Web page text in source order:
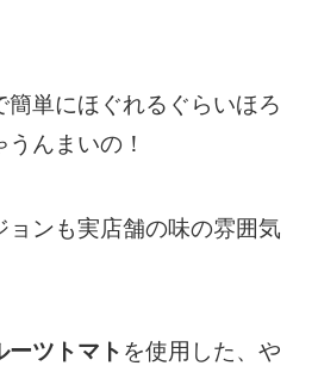
単にほぐれるぐらいほろ
んまいの！
ョンも実店舗の味の雰囲気
ツトマトを使用した、や